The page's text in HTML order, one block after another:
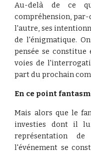
Au-delà de ce
compréhension, par-
l'autre, ses
de l'énigmatique.
pensée se
voies de
part du prochain
En ce point
Mais alors que le
investies dont il
représentation
l'événement se